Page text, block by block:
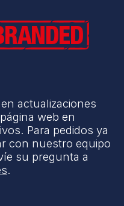
actualizaciones
web en
Para pedidos ya
con nuestro equipo
su pregunta a
.